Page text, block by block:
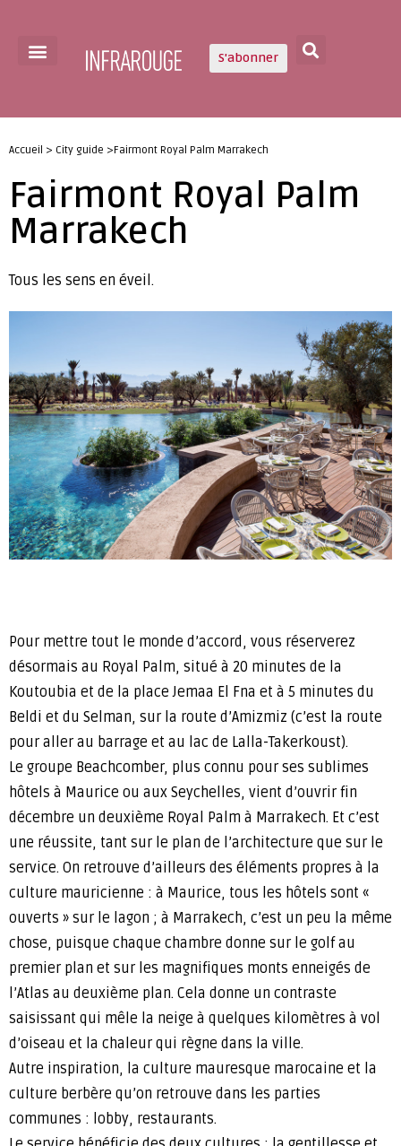
S'abonner
Accueil > City guide >Fairmont Royal Palm Marrakech
Fairmont Royal Palm
Marrakech
Tous les sens en éveil.
Pour mettre tout le monde d’accord, vous réserverez
désormais au Royal Palm, situé à 20 minutes de la
Koutoubia et de la place Jemaa El Fna et à 5 minutes du
Beldi et du Selman, sur la route d’Amizmiz (c’est la route
pour aller au barrage et au lac de Lalla-Takerkoust).
Le groupe Beachcomber, plus connu pour ses sublimes
hôtels à Maurice ou aux Seychelles, vient d’ouvrir fin
décembre un deuxième Royal Palm à Marrakech. Et c’est
une réussite, tant sur le plan de l’architecture que sur le
service. On retrouve d’ailleurs des éléments propres à la
culture mauricienne : à Maurice, tous les hôtels sont «
ouverts » sur le lagon ; à Marrakech, c’est un peu la même
chose, puisque chaque chambre donne sur le golf au
premier plan et sur les magnifiques monts enneigés de
l’Atlas au deuxième plan. Cela donne un contraste
saisissant qui mêle la neige à quelques kilomètres à vol
d’oiseau et la chaleur qui règne dans la ville.
Autre inspiration, la culture mauresque marocaine et la
culture berbère qu’on retrouve dans les parties
communes : lobby, restaurants.